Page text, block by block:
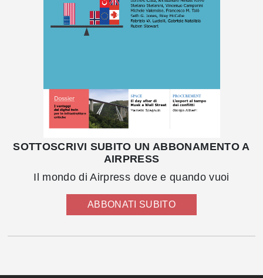
SOTTOSCRIVI SUBITO UN ABBONAMENTO A
AIRPRESS
Il mondo di Airpress dove e quando vuoi
ABBONATI SUBITO